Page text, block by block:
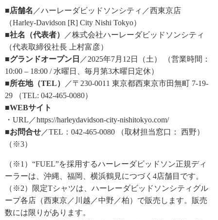
■店舗名 ／ハーレーダビッドソンシティ／西東京店
（Harley-Davidson [R] City Nishi Tokyo）
■社名（代表者）
／株式会社ハーレーダビッドソンシティ
（代表取締役社長 上村富彦）
■グランドオープン日 ／2025年7月12日（土） （営業時間：
10:00 – 18:00 / 水曜日、毎月第3木曜日定休）
■所在地（TEL）
／〒230-0011 東京都西東京市田無町 7-19-
29 （TEL: 042-465-0080）
■WEBサイト
・URL／https://harleydavidson-city-nishitokyo.com/
■お問合せ ／TEL：042-465-0080 （取材担当窓口： 西野）
（※3）
（※1）“FUEL”を採用するハーレーダビッドソン正規ディ
ーラーは、沖縄、福岡、横浜鶴見につづく4店舗目です。
（※2）限定Tシャツは、ハーレーダビッドソンシティグル
ープ各店（西東京／川越／中野／柏）で販売します。販売
数には限りがあります。